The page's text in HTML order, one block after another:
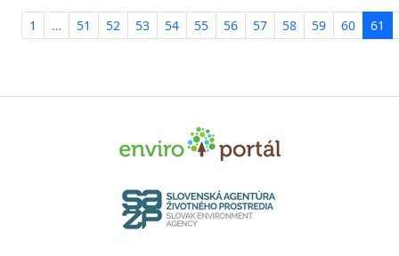
1 … 51 52 53 54 55 56 57 58 59 60 61